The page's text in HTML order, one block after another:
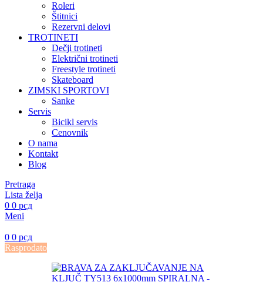
Roleri
Štitnici
Rezervni delovi
TROTINETI
Dečji trotineti
Električni trotineti
Freestyle trotineti
Skateboard
ZIMSKI SPORTOVI
Sanke
Servis
Bicikl servis
Cenovnik
O nama
Kontakt
Blog
Pretraga
Lista želja
0 0 рсд
Meni
0 0 рсд
Rasprodato